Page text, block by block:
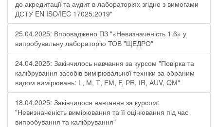
до акредитації та аудит в лабораторіях згідно з вимогами
ДСТУ EN ISO/IEC 17025:2019"
25.04.2025: Впроваджено ПЗ "«Невизначеність 1.6» у
випробувальну лабораторію ТОВ "ЩЕДРО"
24.04.2025: Закінчилось навчання за курсом "Повірка та
калібрування засобів вимірювальної техніки за обраним
видом вимірювань: L, М, Т, ЕМ, F, РR, ІR, АUV, QМ"
18.04.2025: Закінчилося навчання за курсом:
"Невизначеність вимірювання та її оцінювання під час
випробування та калібрування"